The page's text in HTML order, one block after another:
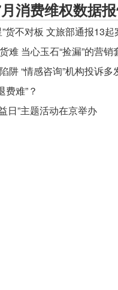
消费维权数据
货不对板 文旅部通报13起
难 当心玉石“捡漏”的营销
阱 “情感咨询”机构投诉多
费难”？
日”主题活动在京举办